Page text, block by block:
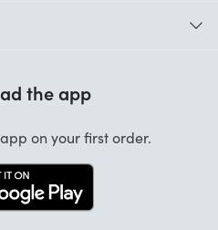
the app
on your first order.